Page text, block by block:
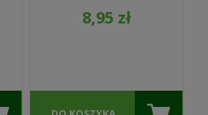
szybki wzrost -
REDUM
8,95 zł